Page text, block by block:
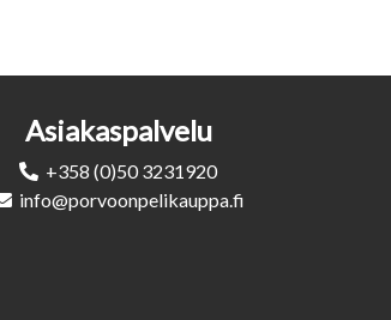
Asiakaspalvelu
+358 (0)50 3231920
info@porvoonpelikauppa.fi